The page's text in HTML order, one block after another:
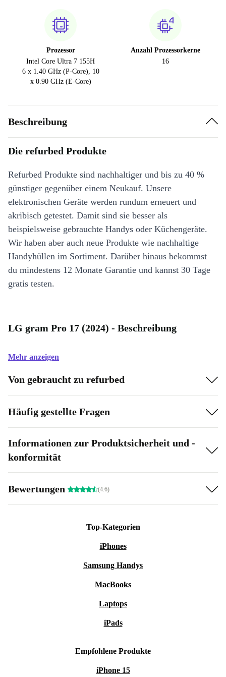
Prozessor
Intel Core Ultra 7 155H
6 x 1.40 GHz (P-Core), 10
x 0.90 GHz (E-Core)
Anzahl Prozessorkerne
16
Beschreibung
Die refurbed Produkte
Refurbed Produkte sind nachhaltiger und bis zu 40 %
günstiger gegenüber einem Neukauf. Unsere
elektronischen Geräte werden rundum erneuert und
akribisch getestet. Damit sind sie besser als
beispielsweise gebrauchte Handys oder Küchengeräte.
Wir haben aber auch neue Produkte wie nachhaltige
Handyhüllen im Sortiment. Darüber hinaus bekommst
du mindestens 12 Monate Garantie und kannst 30 Tage
gratis testen.
LG gram Pro 17 (2024) - Beschreibung
Mehr anzeigen
Von gebraucht zu refurbed
Häufig gestellte Fragen
Informationen zur Produktsicherheit und -
konformität
Bewertungen (4.6)
Top-Kategorien
iPhones
Samsung Handys
MacBooks
Laptops
iPads
Empfohlene Produkte
iPhone 15